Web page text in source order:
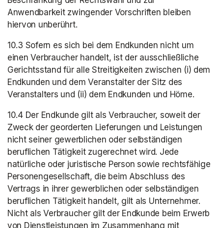
Anwendbarkeit zwingender Vorschriften bleiben
hiervon unberührt.
10.3 Sofern es sich bei dem Endkunden nicht um
einen Verbraucher handelt, ist der ausschließliche
Gerichtsstand für alle Streitigkeiten zwischen (i) dem
Endkunden und dem Veranstalter der Sitz des
Veranstalters und (ii) dem Endkunden und Höme.
10.4 Der Endkunde gilt als Verbraucher, soweit der
Zweck der georderten Lieferungen und Leistungen
nicht seiner gewerblichen oder selbständigen
beruflichen Tätigkeit zugerechnet wird. Jede
natürliche oder juristische Person sowie rechtsfähige
Personengesellschaft, die beim Abschluss des
Vertrags in ihrer gewerblichen oder selbständigen
beruflichen Tätigkeit handelt, gilt als Unternehmer.
Nicht als Verbraucher gilt der Endkunde beim Erwerb
von Dienstleistungen im Zusammenhang mit